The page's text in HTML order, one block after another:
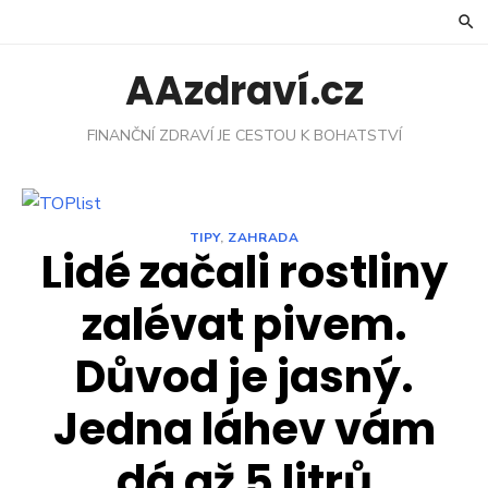
AAzdraví.cz
FINANČNÍ ZDRAVÍ JE CESTOU K BOHATSTVÍ
TIPY, ZAHRADA
Lidé začali rostliny
zalévat pivem.
Důvod je jasný.
Jedna láhev vám